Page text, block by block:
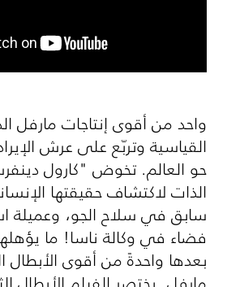
واحد من أقوى إنتاجات مارفل
القياسية وتربّع على عرش
حو العالم. تخوض "كارول
الذات لاكتشاف حقيقتها
سابق في سلاح الجو، وعميلة
فضاء في وكالة ناسا! ما
بعدها واحدةً من أقوى الأبطال